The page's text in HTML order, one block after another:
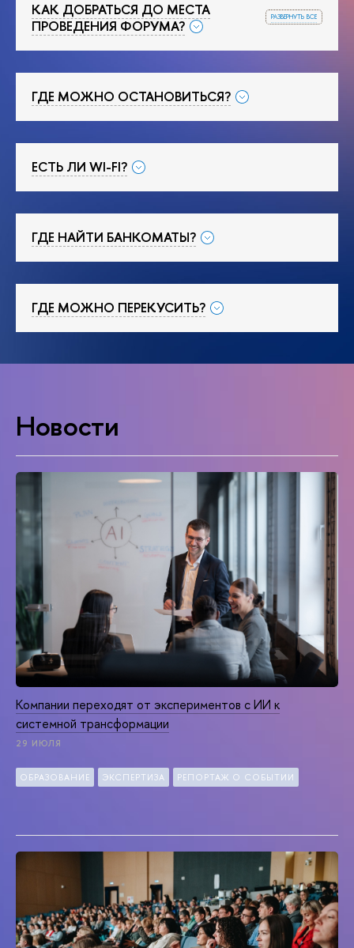
развернуть все
КАК ДОБРАТЬСЯ ДО МЕСТА
ПРОВЕДЕНИЯ ФОРУМА?
ГДЕ МОЖНО ОСТАНОВИТЬСЯ?
ЕСТЬ ЛИ WI-FI?
ГДЕ НАЙТИ БАНКОМАТЫ?
ГДЕ МОЖНО ПЕРЕКУСИТЬ?
Новости
Компании переходят от экспериментов с ИИ к
системной трансформации
29 ИЮЛЯ
ОБРАЗОВАНИЕ ЭКСПЕРТИЗА РЕПОРТАЖ О СОБЫТИИ